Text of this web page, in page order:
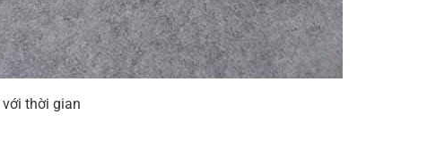
với thời gian